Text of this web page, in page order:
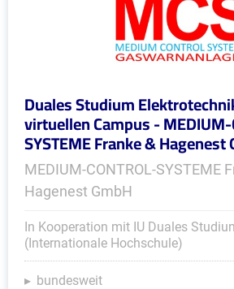
Duales Studium
virtuellen Campus - MEDIUM-
SYSTEME Franke & Hagenest
MEDIUM-CONTROL-SYSTEME
Hagenest GmbH
In Kooperation mit IU Duales
(Internationale Hochschule)
bundesweit